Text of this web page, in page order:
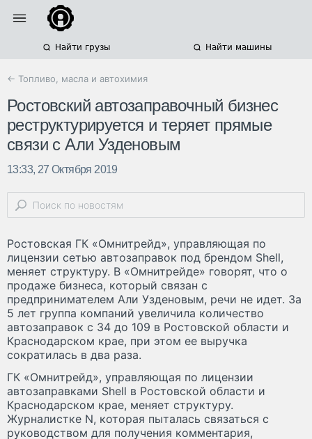
Найти грузы Найти машины
← Топливо, масла и автохимия
Ростовский автозаправочный бизнес
реструктурируется и теряет прямые
связи с Али Узденовым
13:33, 27 Октября 2019
Ростовская ГК «Омнитрейд», управляющая по
лицензии сетью автозаправок под брендом Shell,
меняет структуру. В «Омнитрейде» говорят, что о
продаже бизнеса, который связан с
предпринимателем Али Узденовым, речи не идет. За
5 лет группа компаний увеличила количество
автозаправок с 34 до 109 в Ростовской области и
Краснодарском крае, при этом ее выручка
сократилась в два раза.
ГК «Омнитрейд», управляющая по лицензии
автозаправками Shell в Ростовской области и
Краснодарском крае, меняет структуру.
Журналистке N, которая пыталась связаться с
руководством для получения комментария,